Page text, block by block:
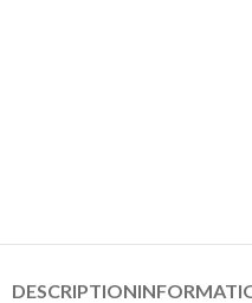
DESCRIPTION